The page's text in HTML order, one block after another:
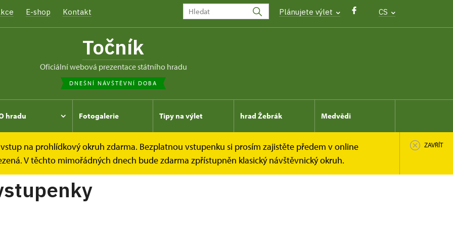
E-shop Kontakt Plánujete výlet CS
Točník
oficiální webová prezentace státního hradu
DNEŠNÍ NÁVŠTĚVNÍ DOBA
hradu Fotogalerie Tipy na výlet hrad Žebrák Medvědi
na prohlídkový okruh zdarma. Bezplatnou vstupenku si prosím zajistěte předem v online
V těchto mimořádných dnech bude zdarma zpřístupněn klasický návštěvnický okruh.
ZAVŘÍT
Online vstupenky